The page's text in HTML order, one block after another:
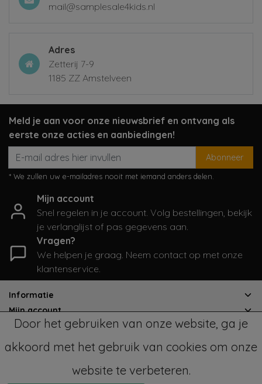
mail@samplesale4kids.nl
Adres
Zetterij 7-9
1185 ZZ Amstelveen
Meld je aan voor onze nieuwsbrief en ontvang als
eerste onze acties en aanbiedingen!
Abonneer
* We zullen uw e-mailadres nooit met iemand anders delen.
Mijn account
Snel regelen in je account. Volg bestellingen, bekijk
je verlanglijst of pas gegevens aan.
Vragen?
We helpen je graag. Neem contact op met onze
klantenservice.
Informatie
Mijn account
Categorieën
Contactgegevens
© Copyright 2026 - SampleSale4Kids | RealisatieInStijl Media
Door het gebruiken van onze website, ga je
akkoord met het gebruik van cookies om onze
website te verbeteren.